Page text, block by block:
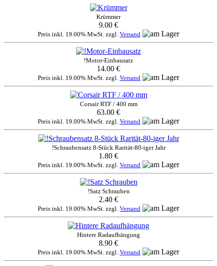
Krümmer
9.00 €
Preis inkl. 19.00% MwSt. zzgl. Versand
!Motor-Einbausatz
14.00 €
Preis inkl. 19.00% MwSt. zzgl. Versand
Corsair RTF / 400 mm
63.00 €
Preis inkl. 19.00% MwSt. zzgl. Versand
!Schraubensatz 8-Stück Rarität-80-iger Jahr
1.80 €
Preis inkl. 19.00% MwSt. zzgl. Versand
!Satz Schrauben
2.40 €
Preis inkl. 19.00% MwSt. zzgl. Versand
Hintere Radaufhängung
8.90 €
Preis inkl. 19.00% MwSt. zzgl. Versand